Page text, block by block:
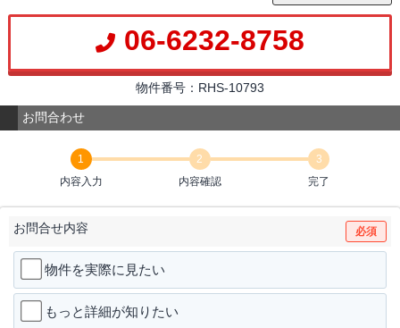
06-6232-8758
物件番号：RHS-10793
お問合わせ
1
内容入力
2
内容確認
3
完了
お問合せ内容 必須
物件を実際に見たい
もっと詳細が知りたい